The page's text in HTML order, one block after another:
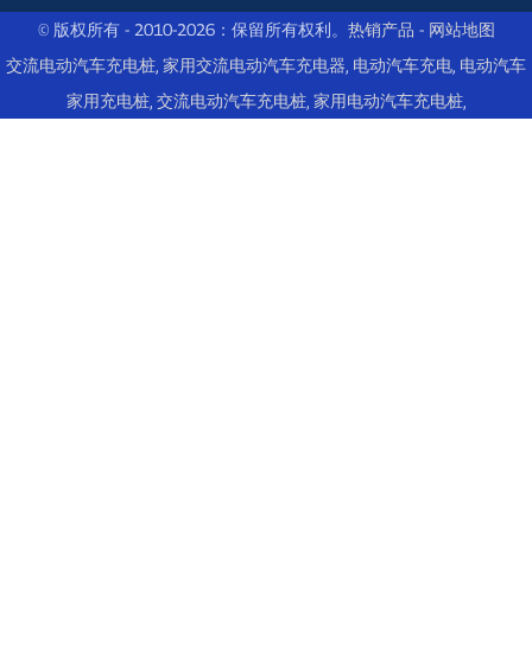
© 版权所有 - 2010-2026：保留所有权利。 热销产品 - 网站地图
交流电动汽车充电桩, 家用交流电动汽车充电器, 电动汽车充电, 电动汽车
家用充电桩, 交流电动汽车充电桩, 家用电动汽车充电桩,